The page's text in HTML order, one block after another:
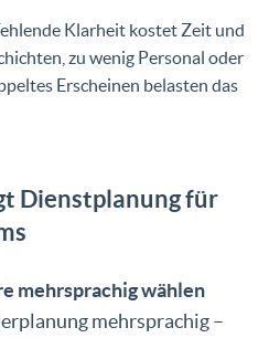
Klarheit kostet Zeit und
zu wenig Personal oder
Erscheinen belasten das
Dienstplanung für
mehrsprachig wählen
mehrsprachig –